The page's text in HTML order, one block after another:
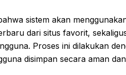
sistem akan
dari situs favorit,
Proses ini dilakukan
disimpan secara aman